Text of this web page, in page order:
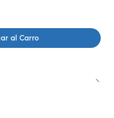
Die
tu tienda si buscas
al Carro